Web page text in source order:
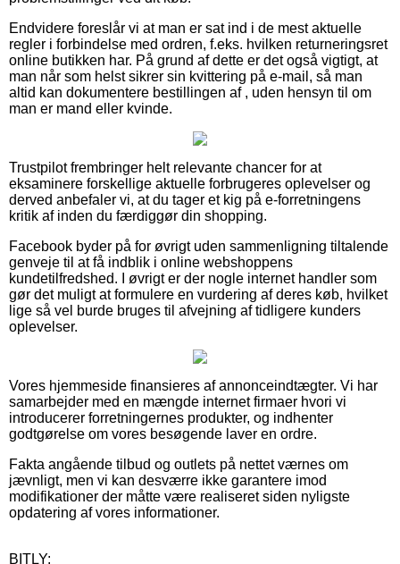
Endvidere foreslår vi at man er sat ind i de mest aktuelle
regler i forbindelse med ordren, f.eks. hvilken returneringsret
online butikken har. På grund af dette er det også vigtigt, at
man når som helst sikrer sin kvittering på e-mail, så man
altid kan dokumentere bestillingen af , uden hensyn til om
man er mand eller kvinde.
Trustpilot frembringer helt relevante chancer for at
eksaminere forskellige aktuelle forbrugeres oplevelser og
derved anbefaler vi, at du tager et kig på e-forretningens
kritik af inden du færdiggør din shopping.
Facebook byder på for øvrigt uden sammenligning tiltalende
genveje til at få indblik i online webshoppens
kundetilfredshed. I øvrigt er der nogle internet handler som
gør det muligt at formulere en vurdering af deres køb, hvilket
lige så vel burde bruges til afvejning af tidligere kunders
oplevelser.
Vores hjemmeside finansieres af annonceindtægter. Vi har
samarbejder med en mængde internet firmaer hvori vi
introducerer forretningernes produkter, og indhenter
godtgørelse om vores besøgende laver en ordre.
Fakta angående tilbud og outlets på nettet værnes om
jævnligt, men vi kan desværre ikke garantere imod
modifikationer der måtte være realiseret siden nyligste
opdatering af vores informationer.
BITLY: